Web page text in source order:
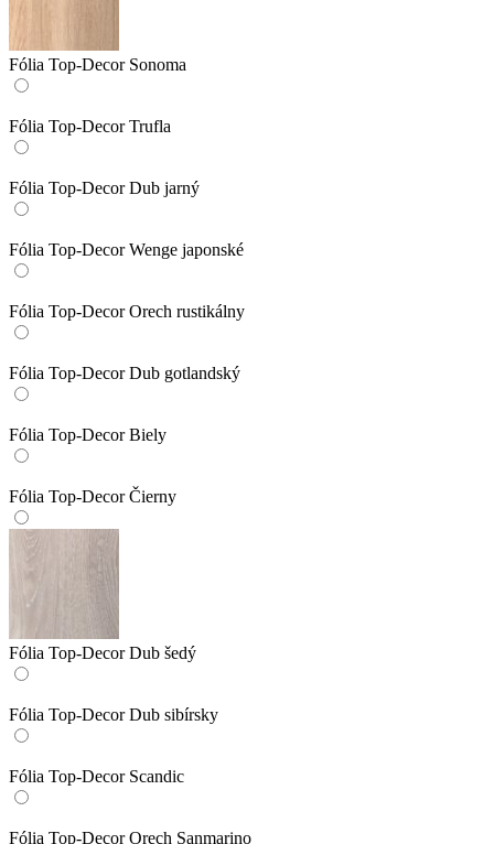
Fólia Top-Decor Sonoma
Fólia Top-Decor Trufla
Fólia Top-Decor Dub jarný
Fólia Top-Decor Wenge japonské
Fólia Top-Decor Orech rustikálny
Fólia Top-Decor Dub gotlandský
Fólia Top-Decor Biely
Fólia Top-Decor Čierny
Fólia Top-Decor Dub šedý
Fólia Top-Decor Dub sibírsky
Fólia Top-Decor Scandic
Fólia Top-Decor Orech Sanmarino